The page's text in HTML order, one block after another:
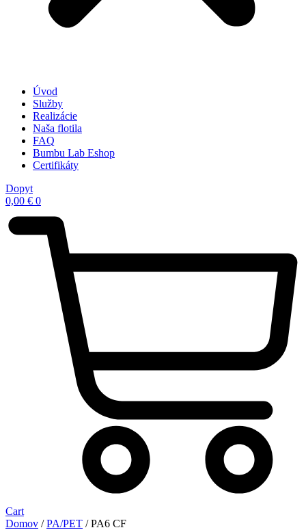
Úvod
Služby
Realizácie
Naša flotila
FAQ
Bumbu Lab Eshop
Certifikáty
Dopyt
0,00 € 0
Cart
Domov /PA/PET / PA6 CF